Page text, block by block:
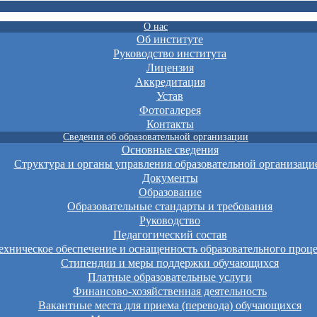
О нас
Об институте
Руководство института
Лицензия
Аккредитация
Устав
Фотогалерея
Контакты
Сведения об образовательной организации
Основные сведения
Структура и органы управления образовательной
Документы
Образование
Образовательные стандарты и требования
Руководство
Педагогический состав
обеспечение и оснащенность образовательного
Стипендии и меры поддержки обучающихся
Платные образовательные услуги
Финансово-хозяйственная деятельность
Вакантные места для приема (перевода) обучающихся